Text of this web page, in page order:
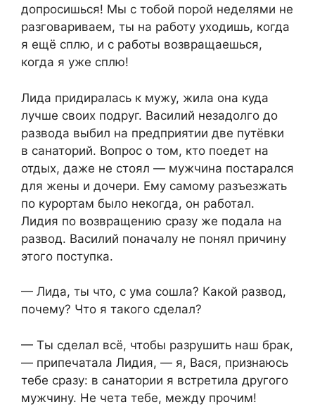
допросишься! Мы с тобой порой неделями не
разговариваем, ты на работу уходишь, когда
я ещё сплю, и с работы возвращаешься,
когда я уже сплю!​
​Лида придиралась к мужу, жила она куда
лучше своих подруг. Василий незадолго до
развода выбил на предприятии две путёвки
в санаторий. Вопрос о том, кто поедет на
отдых, даже не стоял — мужчина постарался
для жены и дочери. Ему самому разъезжать
по курортам было некогда, он работал.
Лидия по возвращению сразу же подала на
развод. Василий поначалу не понял причину
этого поступка.​
​— Лида, ты что, с ума сошла? Какой развод,
почему? Что я такого сделал?​
​— Ты сделал всё, чтобы разрушить наш брак,
— припечатала Лидия, — я, Вася, признаюсь
тебе сразу: в санатории я встретила другого
мужчину. Не чета тебе, между прочим!